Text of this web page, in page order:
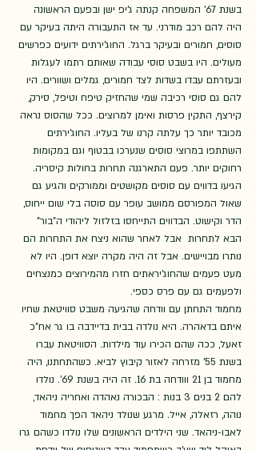
בשנת 67' המשפחה קנתה ג'יפ ישן ובפעם הראשונה
היה להם רכב מודרני. עד אז התעבורה היתה בעיקר עם
סוסים, חמורים ובעיקר ברגל. החוג'ירתים ידועים כפרשים
מעולים. היו בשבט סוסי עבודה שאותם רתמו לעגלות
ובעזרתם עבדו בשדות לצד חמורים, גמלים ושוורים. היו
להם גם סוסי רכיבה שמי שהחזיק טיפח וטיפל, סירק,
קירצף, התקין פרסות ואימן למרוצים. ככל שהסוס נראה
מכובד יותר כך עלתה קרנו של בעליו. החוג'ירתים
השתתפו במרוצי סוסים שנערכו בבטוף וגם במקומות
רחוקים יותר. פעם התארגנה תחרות בחולות קיסריה.
הגיעו בדווים עם סוסים מקושטים וממורקים והגיע גם
שאול המפורסם ממושב עופר עם סוסה בלי שום ייחוס,
הדר וקישוט. הבדווים התייחסו בזלזול ליהודי ה"בור"
הבא לתחרות  אבל לאחר שהוא ניצח את התחרות הם
נותרו מבויישים. אבל זה היה מקרה יוצא דופן. היו לא
מעט פעמים שהחוג'יראתים חזרו מהמירוצים כמנצחים
ולפעמים גם עם פרס כספי.
מחמוד התחתן עם וודחה שהגיעה משבט סוויטאת שחיו
איתם בדאהרה. היא נולדה בבית בדיידבה בו גר אח"כ
זאעל, ככה שהם הכירו עוד מילדות. הסוויטאת עברו
בשנת 55' מזרחה לאזור קיבוץ לביא. כשהתחתנו, היה
מחמוד בן 21 ווודחה בת 16. זה היה בשנת 69'. נולדו
להם 2 בנים 3 בנות : הבכורה נאהדה ואחריה ניהאד,
נוהה, רזאלה, אייל. מרגע שנולד ניהאד הפך מחמוד
לאבו-ניהאד. שני הילדים הראשונים שלו נולדו כשהם גרו